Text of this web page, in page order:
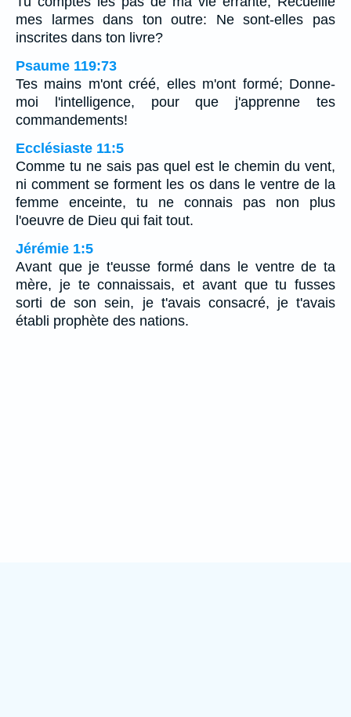
mes larmes dans ton outre: Ne sont-elles pas
inscrites dans ton livre?
Psaume 119:73
Tes mains m'ont créé, elles m'ont formé; Donne-
moi l'intelligence, pour que j'apprenne tes
commandements!
Ecclésiaste 11:5
Comme tu ne sais pas quel est le chemin du vent,
ni comment se forment les os dans le ventre de la
femme enceinte, tu ne connais pas non plus
l'oeuvre de Dieu qui fait tout.
Jérémie 1:5
Avant que je t'eusse formé dans le ventre de ta
mère, je te connaissais, et avant que tu fusses
sorti de son sein, je t'avais consacré, je t'avais
établi prophète des nations.